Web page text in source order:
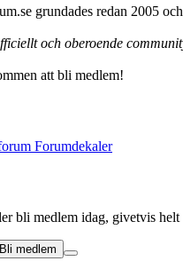
grundades redan 2005
och oberoende
att bli medlem!
bli medlem idag, givetvis helt
Bli medlem